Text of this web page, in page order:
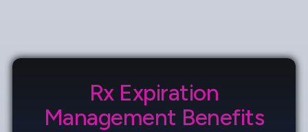
Rx Expiration
Management Benefits